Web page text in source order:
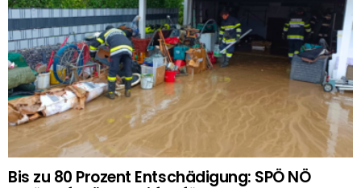
Bis zu 80 Prozent Entschädigung: SPÖ NÖ